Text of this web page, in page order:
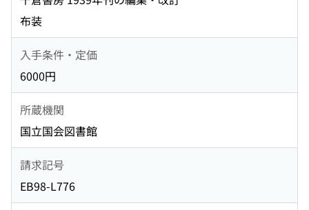
布装
入手条件・定価
6000円
所蔵機関
国立国会図書館
請求記号
EB98-L776